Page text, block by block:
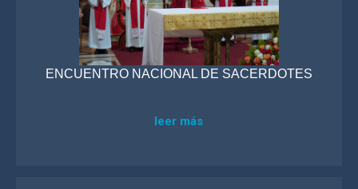
ENCUENTRO NACIONAL DE SACERDOTES
leer más